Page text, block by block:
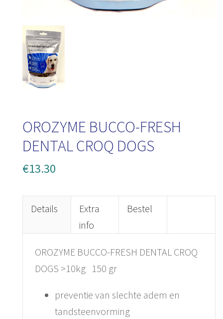
OROZYME BUCCO-FRESH
DENTAL CROQ DOGS
€13.30
Details
Extra
info
Bestel
OROZYME BUCCO-FRESH DENTAL CROQ
DOGS >10kg 150 gr
preventie van slechte adem en
tandsteenvorming